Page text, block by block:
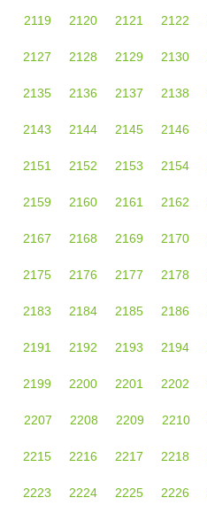
2119 2120 2121 2122
2127 2128 2129 2130
2135 2136 2137 2138
2143 2144 2145 2146
2151 2152 2153 2154
2159 2160 2161 2162
2167 2168 2169 2170
2175 2176 2177 2178
2183 2184 2185 2186
2191 2192 2193 2194
2199 2200 2201 2202
2207 2208 2209 2210
2215 2216 2217 2218
2223 2224 2225 2226